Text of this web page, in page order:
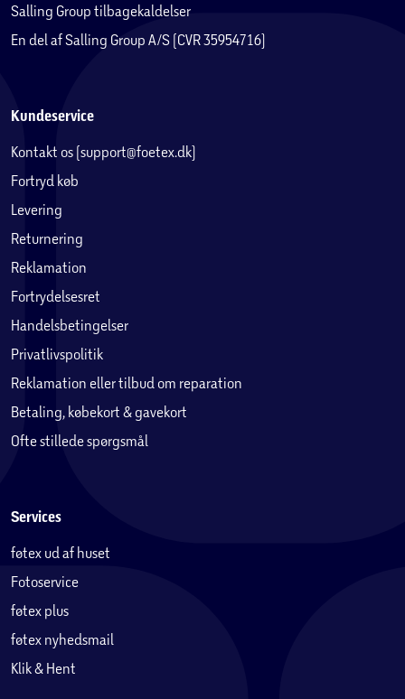
Salling Group tilbagekaldelser
En del af Salling Group A/S (CVR 35954716)
Kundeservice
Kontakt os (support@foetex.dk)
Fortryd køb
Levering
Returnering
Reklamation
Fortrydelsesret
Handelsbetingelser
Privatlivspolitik
Reklamation eller tilbud om reparation
Betaling, købekort & gavekort
Ofte stillede spørgsmål
Services
føtex ud af huset
Fotoservice
føtex plus
føtex nyhedsmail
Klik & Hent